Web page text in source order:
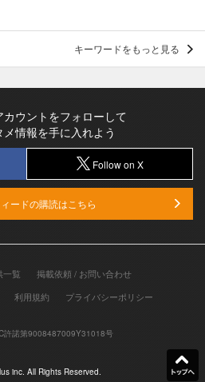
キーワードをもっと見る
ウントをフォローして
情報を手に入れよう
Follow on X
ードの購読はこちら
一覧
掲載依頼 / お問い合わせ
利用規約 プライバシーポリシー
許諾第9008487009Y31018号
inc. All Rights Reserved.